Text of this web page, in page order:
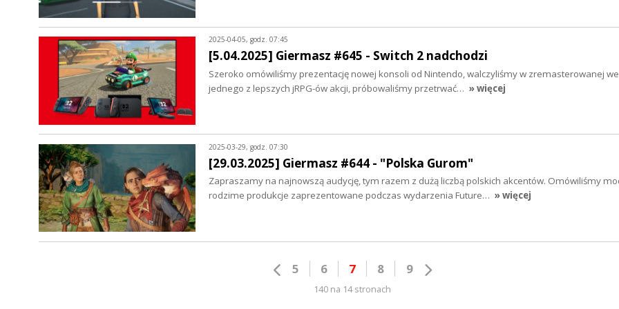
2025-04-05, godz. 07:45
[5.04.2025] Giermasz #645 - Switch 2 nadchodzi
Szeroko omówiliśmy prezentację nowej konsoli od Nintendo, walczyliśmy w zremasterowanej
jednego z lepszych jRPG-ów akcji, próbowaliśmy przetrwać… » więcej
2025-03-29, godz. 07:30
[29.03.2025] Giermasz #644 - "Polska Gurom"
Zapraszamy na najnowszą audycję, tym razem z dużą liczbą polskich akcentów. Omówiliśmy
rodzime produkcje zaprezentowane podczas wydarzenia Future… » więcej
5 6 7 8 9
140 na 14 stronach